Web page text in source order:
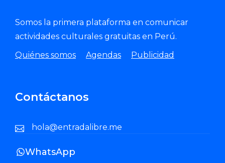
Somos la primera plataforma en comunicar
actividades culturales gratuitas en Perú.
Quiénes somos
Agendas Publicidad
Contáctanos
hola@entradalibre.me
WhatsApp